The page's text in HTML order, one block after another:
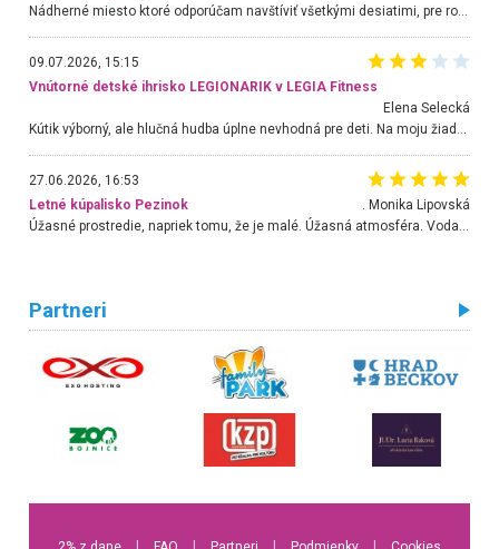
Nádherné miesto ktoré odporúčam navštíviť všetkými desiatimi, pre rodiny s deťmi, dôchodcom... Proste a jednoducho ozaj rozprávkový les.. určite ešte prídeme. Odniesli sme si na pamiatku krásne tričká,
09.07.2026, 15:15
Vnútorné detské ihrisko LEGIONARIK v LEGIA Fitness
Elena Selecká
Kútik výborný, ale hlučná hudba úplne nevhodná pre deti. Na moju žiadosť o aspoň sušenie nereagovali.
27.06.2026, 16:53
Letné kúpalisko Pezinok
. Monika Lipovská
Úžasné prostredie, napriek tomu, že je malé. Úžasná atmosféra. Voda fantastická a nádherná. Ľudí je pomerne veľa, ale su mili a ohľaduplní. Je veľmi zaujímavé sledovať, ako dokážu spolu športovať cudzí ľudia a bez ohľadu na vek. Vládne tu pohoda. Vnuka neviem dostať z vody. Ďakujem za krásny deň . Urcite sa sem vrátim. Jediný problém je s parkovaním, ale aj ten sa mi podarilo vyriešiť. Monika Bratislava
Partneri